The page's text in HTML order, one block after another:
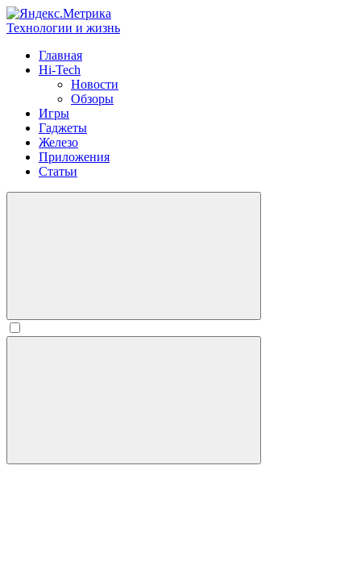
Технологии и жизнь
Главная
Hi-Tech
Новости
Обзоры
Игры
Гаджеты
Железо
Приложения
Статьи